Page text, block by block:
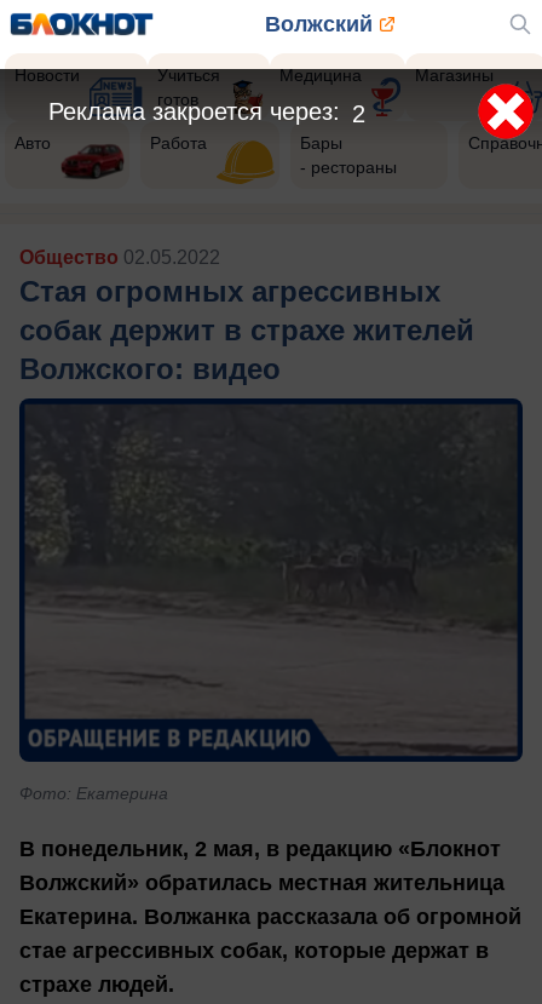
Волжский
Новости
Учиться
готов
Медицина Магазины
Авто Работа
Бары
- рестораны
Общество 02.05.2022
Стая огромных агрессивных
собак держит в страхе жителей
Волжского: видео
Фото: Екатерина
В понедельник, 2 мая, в редакцию «Блокнот
Волжский» обратилась местная жительница
Екатерина. Волжанка рассказала об огромной
стае агрессивных собак, которые держат в
страхе людей.